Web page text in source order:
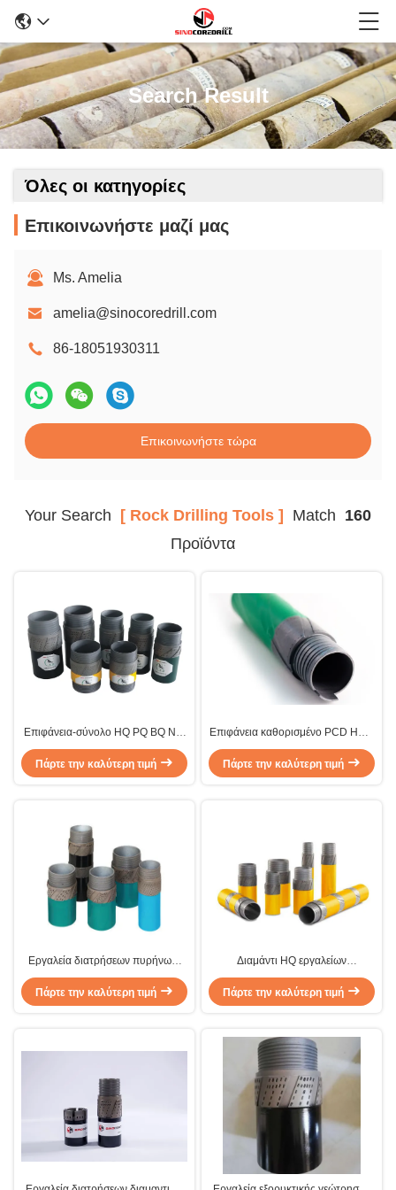
Search Result
Όλες οι κατηγορίες
Επικοινωνήστε μαζί μας
Ms. Amelia
amelia@sinocoredrill.com
86-18051930311
Επικοινωνήστε τώρα
Your Search [ Rock Drilling Tools ] Match 160
Προϊόντα
Επιφάνεια-σύνολο HQ PQ BQ NQ
εργαλείων διατρήσεων βράχου
διαμαντιών καλωδιώσεων και ΟΜΠ
Πάρτε την καλύτερη τιμή
Επιφάνεια καθορισμένο PCD HWL
PWL BWL NWL και φυσικά
εργαλεία διατρήσεων βράχου
γλυφάνων διαμαντιών
Πάρτε την καλύτερη τιμή
Εργαλεία διατρήσεων πυρήνων/
διαμάντι που διευρύνουν τα
κοχύλια, καθορισμένο γλύφανο
επιφάνειας
Πάρτε την καλύτερη τιμή
Διαμάντι HQ εργαλείων
διατρήσεων διαμαντιών που
διευρύνει τα κοχύλια με τον ενιαίο
σωλήνα/το σωλήνα καλωδίων
Πάρτε την καλύτερη τιμή